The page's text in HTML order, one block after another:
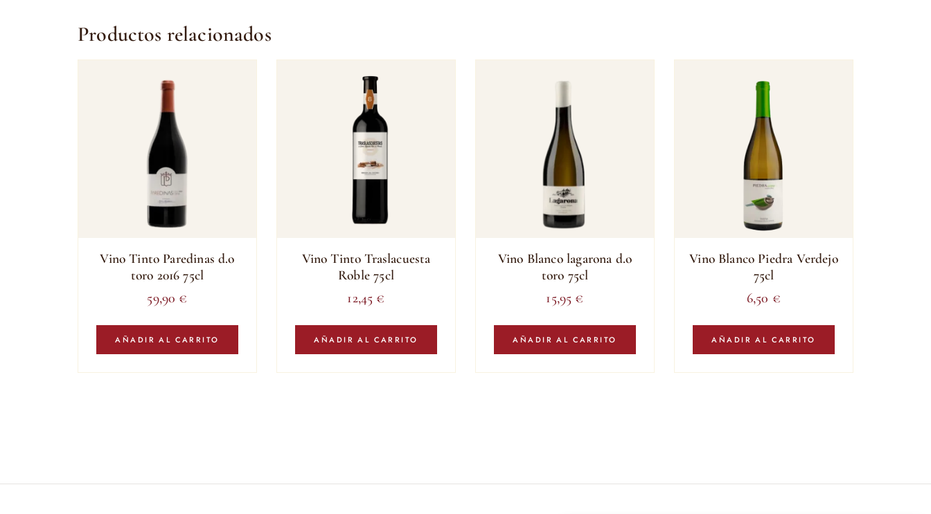
Productos relacionados
Vino Tinto Paredinas d.o
toro 2016 75cl
59,90 €
AÑADIR AL CARRITO
Vino Tinto Traslacuesta
Roble 75cl
12,45 €
AÑADIR AL CARRITO
Vino Blanco lagarona d.o
toro 75cl
15,95 €
AÑADIR AL CARRITO
Vino Blanco Piedra Verdejo
75cl
6,50 €
AÑADIR AL CARRITO